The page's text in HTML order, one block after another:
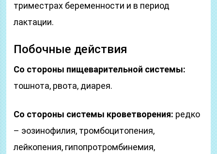
триместрах беременности и в период
лактации.
Побочные действия
Со стороны пищеварительной системы:
тошнота, рвота, диарея.
Со стороны системы кроветворения: редко
– эозинофилия, тромбоцитопения,
лейкопения, гипопротромбинемия,